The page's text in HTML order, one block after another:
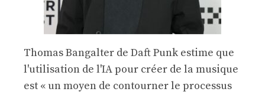
Thomas Bangalter de Daft Punk estime que
l'utilisation de l'IA pour créer de la musique
est « un moyen de contourner le processus